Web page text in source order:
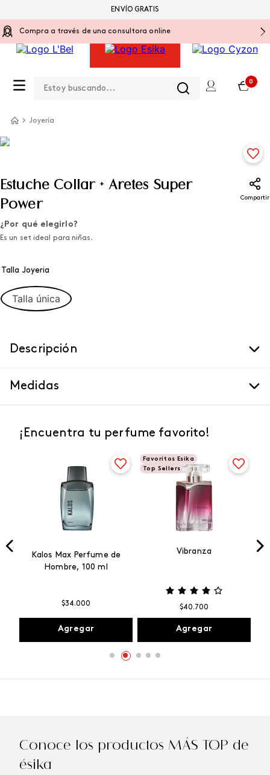
Compra a través de una consultora online
0
ENVÍO GRATIS
Joyería
Estuche Collar + Aretes Super
Power
Compartir
¿Por qué elegirlo?
Es un set ideal para niñas.
Talla Joyeria
Talla única
Descripción
Medidas
¡Encuentra tu perfume favorito!
Kalos Max Perfume de
Hombre, 100 ml
$34.000
Agregar
Favoritos Esika
Top Sellers
Vibranza
$40.700
Agregar
Conoce los productos MÁS TOP de
ésika